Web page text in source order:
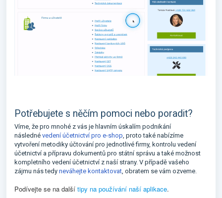
Potřebujete s něčím pomoci nebo poradit?
Víme, že pro mnohé z vás je hlavním úskalím podnikání
následné vedení účetnictví pro e-shop, proto také nabízíme
vytvoření metodiky účtování pro jednotlivé firmy, kontrolu vedení
účetnictví a přípravu dokumentů pro státní správu a také možnost
kompletního vedení účetnictví z naší strany. V případě vašeho
zájmu nás tedy neváhejte kontaktovat, obratem se vám ozveme.
Podívejte se na další tipy na používání naší aplikace.